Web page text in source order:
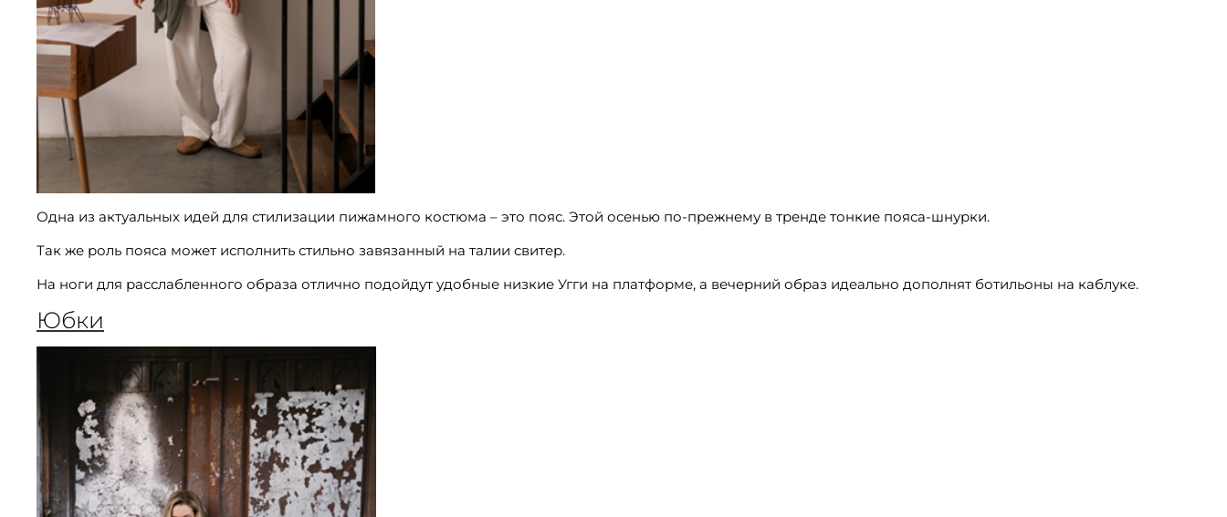
Одна из актуальных идей для стилизации пижамного костюма – это пояс. Этой осенью по-прежнему в тренде тонкие пояса-шнурки.
Так же роль пояса может исполнить стильно завязанный на талии свитер.
На ноги для расслабленного образа отлично подойдут удобные низкие Угги на платформе, а вечерний образ идеально дополнят ботильоны на каблуке.
Юбки